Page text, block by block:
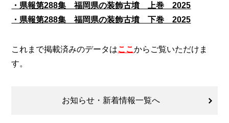
・県報第288集 福岡県の装飾古墳 上巻 2025
・県報第288集 福岡県の装飾古墳 下巻 2025
これまで掲載済みのデータはここからご覧いただけま
す。
お知らせ・新着情報一覧へ